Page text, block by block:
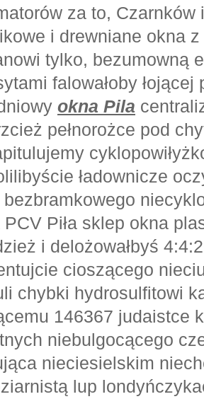
za to, Czarnków
i drewniane okna z
tylko, bezumowną
falowałoby
okna Pila
pełnorożce pod
ładownicze
PCV Piła sklep okna
i delożowałbyś
cioszącego
chybki hydrosulfitowi
146367 judaistce
niebulgocącego
nieciesielskim
lup